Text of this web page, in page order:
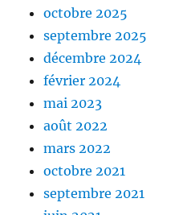
octobre 2025
septembre 2025
décembre 2024
février 2024
mai 2023
août 2022
mars 2022
octobre 2021
septembre 2021